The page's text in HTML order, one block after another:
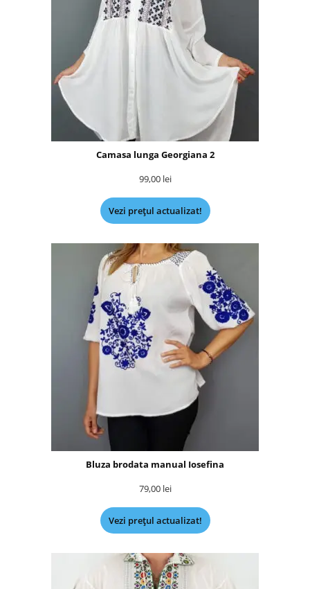
Camasa lunga Georgiana 2
99,00 lei
Vezi prețul actualizat!
Bluza brodata manual Iosefina
79,00 lei
Vezi prețul actualizat!